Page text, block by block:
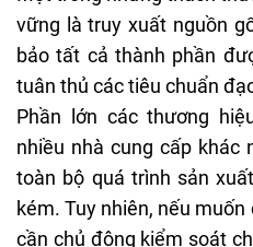
vững là truy xuất nguồn
bảo tất cả thành phần
tuân thủ các tiêu chuẩn
Phần lớn các thương
nhiều nhà cung cấp khác
toàn bộ quá trình sản
kém. Tuy nhiên, nếu
cần chủ động kiểm soát